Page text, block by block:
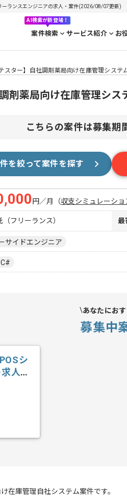
ーランスエンジニアの求人・案件(2026/08/07更新)
AI検索が新登場！
案件検索 サービス紹介 お
テスター】自社調剤薬局向け在庫管理システ
剤薬局向け在庫管理シ
こちらの案件は募集期
を絞って案件を探す
円／月 （収支シミュレーショ
フリーランス） 最
サイドエンジニア
C#
あなたにお
募集中
シ
人・
在庫管理自社システム案件です。